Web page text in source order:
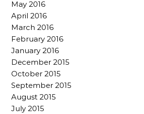
May 2016
April 2016
March 2016
February 2016
January 2016
December 2015
October 2015
September 2015
August 2015
July 2015